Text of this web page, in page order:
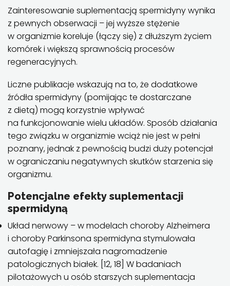
Zainteresowanie suplementacją spermidyny wynika
z pewnych obserwacji – jej wyższe stężenie
w organizmie koreluje (łączy się) z dłuższym życiem
komórek i większą sprawnością procesów
regeneracyjnych.
Liczne publikacje wskazują na to, że dodatkowe
źródła spermidyny (pomijając te dostarczane
z dietą) mogą korzystnie wpływać
na funkcjonowanie wielu układów. Sposób działania
tego związku w organizmie wciąż nie jest w pełni
poznany, jednak z pewnością budzi duży potencjał
w ograniczaniu negatywnych skutków starzenia się
organizmu.
Potencjalne efekty suplementacji
spermidyną
Układ nerwowy – w modelach choroby Alzheimera
i choroby Parkinsona spermidyna stymulowała
autofagię i zmniejszała nagromadzenie
patologicznych białek. [12, 18] W badaniach
pilotażowych u osób starszych suplementacja